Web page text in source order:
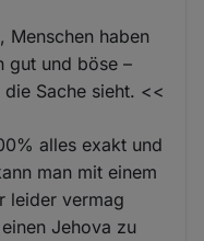
Menschen haben
gut und böse –
Sache sieht. <<
alles exakt und
man mit einem
leider vermag
Jehova zu